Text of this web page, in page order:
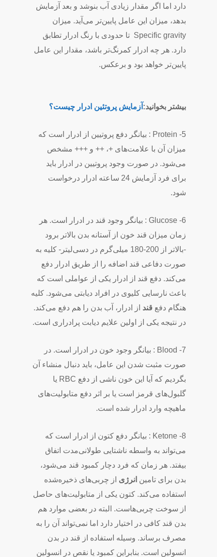
دارد اما اگر مقدار زیادی آب بنوشد و بعد آزمایش
بدهد، میزان این عامل پایین‌تر می‌آید. میزان
Specific gravity تا حدودی با رنگ ادرار تطابق
دارد. هر چه ادرار کمرنگ‌تر باشد، مقدار این عامل
پایین‌تر خواهد بود و برعکس.
بیشتر بخوانید: آزمایش پروتئین ادرار چیست؟
5- Protein : بیانگر دفع پروتیین از ادرار است که
میزان آن با علامت‌های +، ++ و +++ مشخص
می‌شود. در صورت وجود پروتیین در ادرار باید
برای فرد آزمایش 24 ساعته ادرار درخواست
شود.
6- Glucose : بیانگر وجود قند در ادرار است. هر
زمان میزان قند خون از آستانه بدن بالاتر برود
-بالاتر از 200-180 میلی‌گرم در دسی‌لیتر- کلیه به
صورت دفاعی قند اضافه را از طریق ادرار دفع
می‌کند. دفع قند از ادرار یکی از عواملی است که
باعث نارسایی کلیوی در افراد دیابتی می‌شود. کلیه
هنگام دفع قند از ادرار، آب بدن را هم دفع می‌کند.
در نتیجه یکی از اولین علایم دیابت پرادراری است.
7- Blood : بیانگر وجود خون در ادرار است. در
صورت مثبت شدن این عامل، باید دنبال منشاء آن
بگردیم که آیا این خون ناشی از دفع RBC یا
گلبول‌های قرمز است یا بر اثر دفع متابولیت‌های
ماهیچه وارد ادرار شده است.
8- Ketone : بیانگر دفع کتون از ادرار است که
می‌تواند به واسطه ناشتایی طولانی‌مدت اتفاق
بیفتد. هر زمان که فرد دچار کمبود قند می‌شود،
بدن برای تامین انرژی از چربی‌های ذخیره‌شده
استفاده می‌کند. کتون یکی از متابولیت‌های حاصل
از سوخت چربی‌هاست. البته در بعضی موارد هم
بدن قند کافی در اختیار دارد اما نمی‌تواند آن را به
مصرف برساند. وسیله استفاده از قند در بدن
انسولین است. بنابراین کمبود یا نقص در انسولین